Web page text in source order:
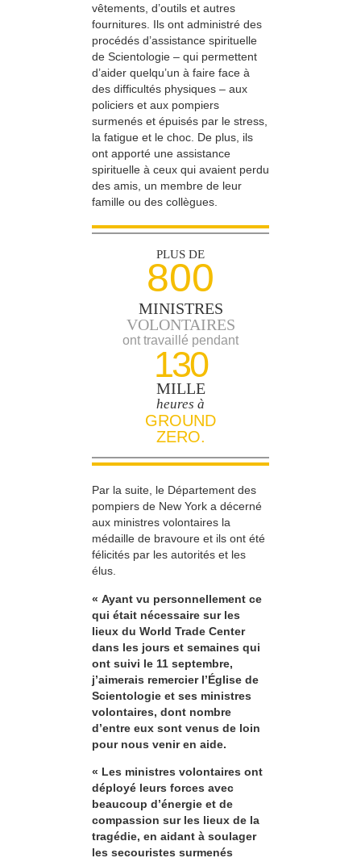
vêtements, d’outils et autres
fournitures. Ils ont administré des
procédés d’assistance spirituelle
de Scientologie – qui permettent
d’aider quelqu’un à faire face à
des difficultés physiques – aux
policiers et aux pompiers
surmenés et épuisés par le stress,
la fatigue et le choc. De plus, ils
ont apporté une assistance
spirituelle à ceux qui avaient perdu
des amis, un membre de leur
famille ou des collègues.
PLUS DE
800
MINISTRES
VOLONTAIRES
ont travaillé pendant
130
MILLE
heures à
GROUND
ZERO.
Par la suite, le Département des
pompiers de New York a décerné
aux ministres volontaires la
médaille de bravoure et ils ont été
félicités par les autorités et les
élus.
« Ayant vu personnellement ce
qui était nécessaire sur les
lieux du World Trade Center
dans les jours et semaines qui
ont suivi le 11 septembre,
j’aimerais remercier l’Église de
Scientologie et ses ministres
volontaires, dont nombre
d’entre eux sont venus de loin
pour nous venir en aide.
« Les ministres volontaires ont
déployé leurs forces avec
beaucoup d’énergie et de
compassion sur les lieux de la
tragédie, en aidant à soulager
les secouristes surmenés